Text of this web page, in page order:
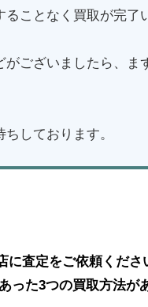
ことなく買取が完了
ございましたら、ま
しております。
に査定をご依頼くださ
った3つの買取方法が